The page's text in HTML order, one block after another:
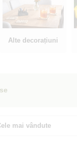
Alte decorațiuni